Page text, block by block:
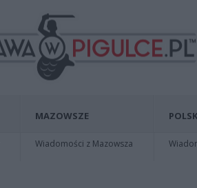
MAZOWSZE
Wiadomości z Mazowsza